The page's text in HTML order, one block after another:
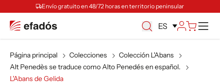
Envío gratuito en 48/72 horas en territorio peninsular
ES
Página principal Colecciones
Colección L'Abans
Alt Penedès se traduce como Alto Penedés en español.
L'Abans de Gelida